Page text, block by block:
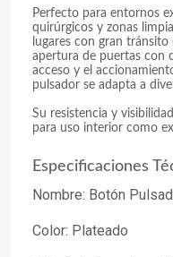
Perfecto para entornos
quirúrgicos y zonas
lugares con gran
apertura de puertas con
acceso y el
pulsador se adapta a
Su resistencia y
para uso interior como
Especificaciones
Nombre: Botón
Color: Plateado